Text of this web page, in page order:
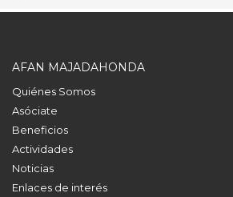
AFAN MAJADAHONDA
Quiénes Somos
Asóciate
Beneficios
Actividades
Noticias
Enlaces de interés